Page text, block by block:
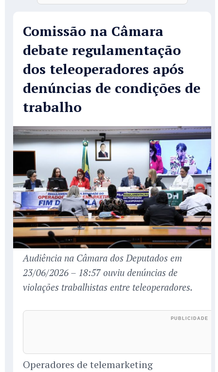
Comissão na Câmara
debate regulamentação
dos teleoperadores após
denúncias de condições de
trabalho
Audiência na Câmara dos Deputados em
23/06/2026 – 18:57 ouviu denúncias de
violações trabalhistas entre teleoperadores.
Operadores de telemarketing